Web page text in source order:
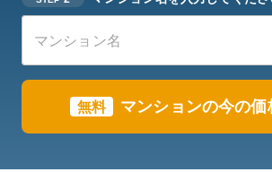
無料 マンションの今の価